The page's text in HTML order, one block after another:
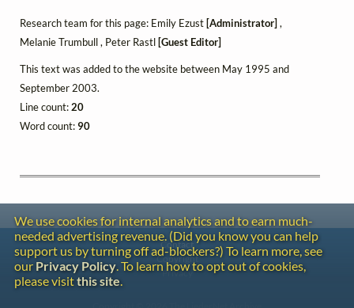
Research team for this page: Emily Ezust [Administrator] ,
Melanie Trumbull , Peter Rastl [Guest Editor]
This text was added to the website between May 1995 and
September 2003.
Line count:20
Word count:90
We use cookies for internal analytics and to earn much-
needed advertising revenue. (Did you know you can help
support us by turning off ad-blockers?) To learn more, see
our Privacy Policy. To learn how to opt out of cookies,
please visitthis site.
Contact
Copyright
Privacy